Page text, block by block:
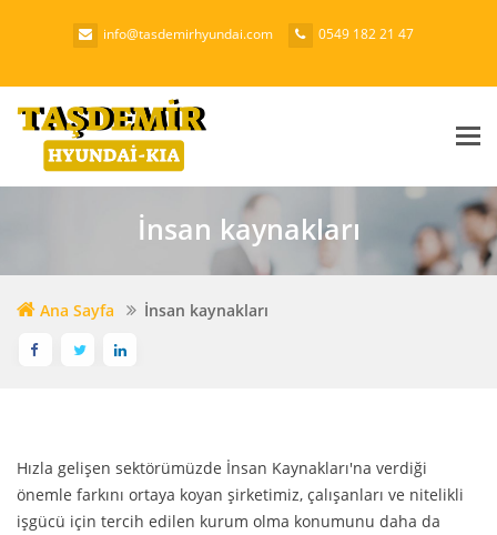
info@tasdemirhyundai.com 0549 182 21 47
İnsan kaynakları
Ana Sayfa İnsan kaynakları
Hızla gelişen sektörümüzde İnsan Kaynakları'na verdiği
önemle farkını ortaya koyan şirketimiz, çalışanları ve nitelikli
işgücü için tercih edilen kurum olma konumunu daha da